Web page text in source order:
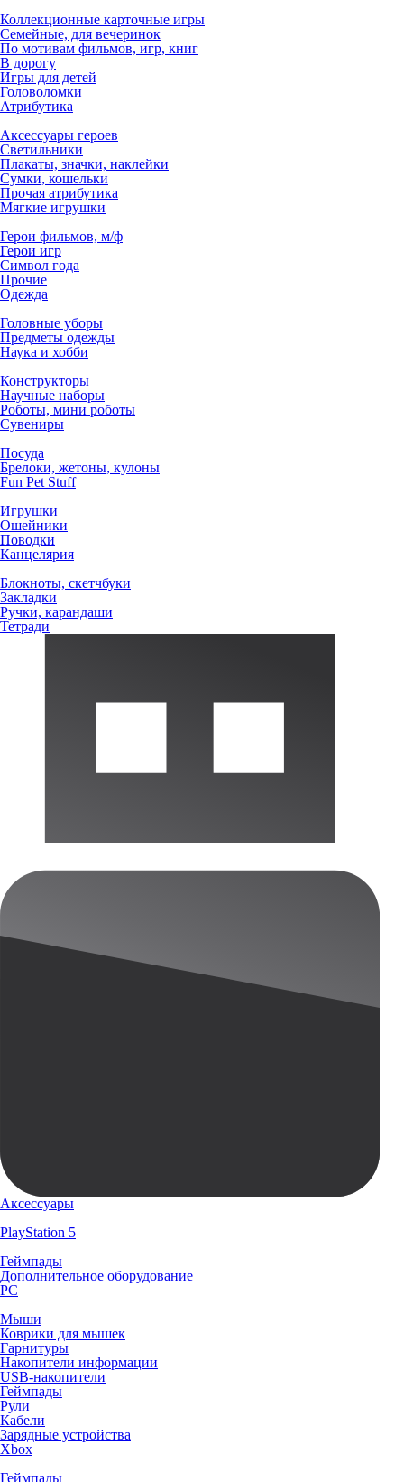
Коллекционные карточные игры
Семейные, для вечеринок
По мотивам фильмов, игр, книг
В дорогу
Игры для детей
Головоломки
Атрибутика
Аксессуары героев
Светильники
Плакаты, значки, наклейки
Сумки, кошельки
Прочая атрибутика
Мягкие игрушки
Герои фильмов, м/ф
Герои игр
Символ года
Прочие
Одежда
Головные уборы
Предметы одежды
Наука и хобби
Конструкторы
Научные наборы
Роботы, мини роботы
Сувениры
Посуда
Брелоки, жетоны, кулоны
Fun Pet Stuff
Игрушки
Ошейники
Поводки
Канцелярия
Блокноты, скетчбуки
Закладки
Ручки, карандаши
Тетради
Аксессуары
PlayStation 5
Геймпады
Дополнительное оборудование
PC
Мыши
Коврики для мышек
Гарнитуры
Накопители информации
USB-накопители
Геймпады
Рули
Кабели
Зарядные устройства
Xbox
Геймпады